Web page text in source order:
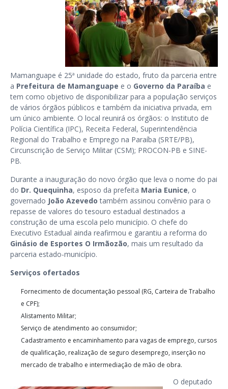
Mamanguape é 25ª unidade do estado, fruto da parceria entre
a Prefeitura de Mamanguape e o Governo da Paraíba e
tem como objetivo de disponibilizar para a população serviços
de vários órgãos públicos e também da iniciativa privada, em
um único ambiente. O local reunirá os órgãos: o Instituto de
Polícia Científica (IPC), Receita Federal, Superintendência
Regional do Trabalho e Emprego na Paraíba (SRTE/PB),
Circunscrição de Serviço Militar (CSM); PROCON-PB e SINE-
PB.
Durante a inauguração do novo órgão que leva o nome do pai
do Dr. Quequinha, esposo da prefeita Maria Eunice, o
governado João Azevedo também assinou convênio para o
repasse de valores do tesouro estadual destinados a
construção de uma escola pelo município. O chefe do
Executivo Estadual ainda reafirmou e garantiu a reforma do
Ginásio de Esportes O Irmãozão, mais um resultado da
parceria estado-município.
Serviços ofertados
Fornecimento de documentação pessoal (RG, Carteira de Trabalho
e CPF);
Alistamento Militar;
Serviço de atendimento ao consumidor;
Cadastramento e encaminhamento para vagas de emprego, cursos
de qualificação, realização de seguro desemprego, inserção no
mercado de trabalho e intermediação de mão de obra.
O deputado